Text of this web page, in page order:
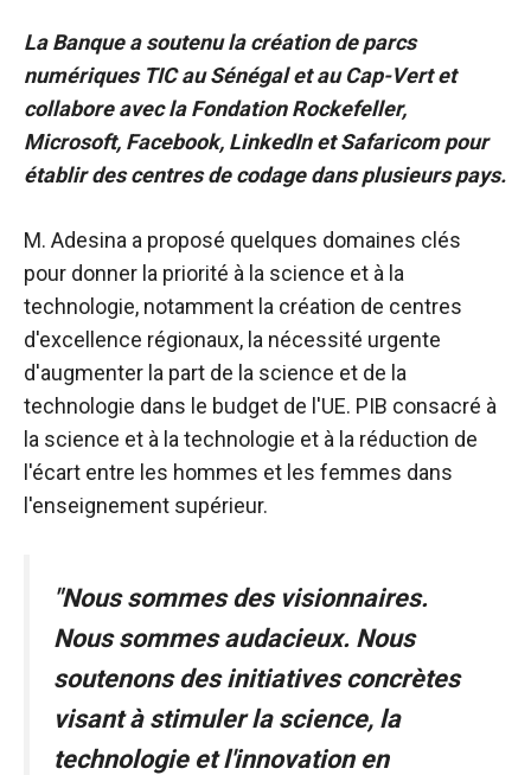
La Banque a soutenu la création de parcs
numériques TICau Sénégal et au Cap-Vert et
collabore avec la Fondation Rockefeller,
Microsoft, Facebook, LinkedIn et Safaricom pour
établir des centres de codage dans plusieurs pays.
M. Adesina a proposé quelques domaines clés
pour donner la priorité à la science et à la
technologie, notamment la création de centres
d'excellence régionaux, la nécessité urgente
d'augmenter la part de la science et de la
technologie dans le budget de l'UE. PIB consacré à
la science et à la technologie et à la réduction de
l'écart entre les hommes et les femmes dans
l'enseignement supérieur.
"Nous sommes des visionnaires.
Nous sommes audacieux. Nous
soutenons des initiatives concrètes
visant à stimuler la science, la
technologie et l'innovation en